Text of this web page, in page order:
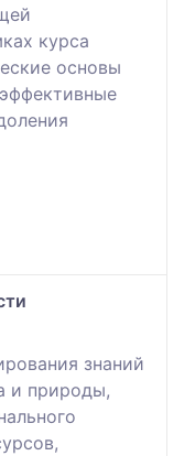
курса
основы
знаний
и природы,